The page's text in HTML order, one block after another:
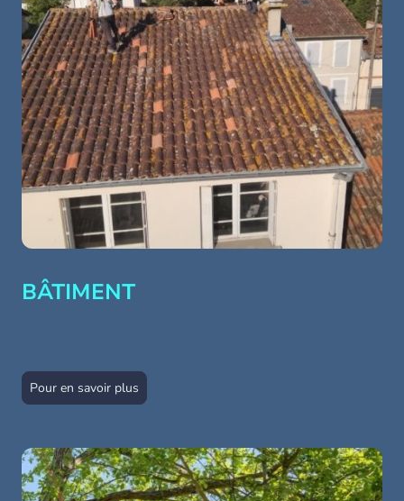
BÂTIMENT
Pour en savoir plus